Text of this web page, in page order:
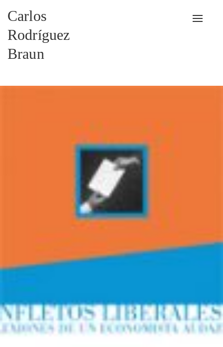
Carlos
Rodríguez
Braun